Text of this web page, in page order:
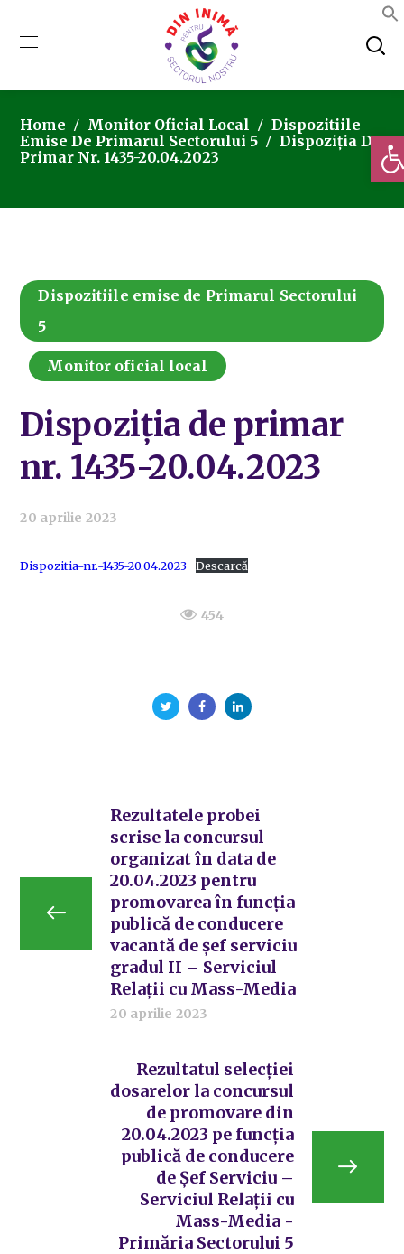
Home Monitor Oficial Local
Dispozitiile
Emise De Primarul Sectorului 5
Dispoziția De
Primar Nr. 1435-20.04.2023
Dispozitiile emise de Primarul Sectorului
5
Monitor oficial local
Dispoziția de primar
nr. 1435-20.04.2023
20 aprilie 2023
Dispozitia-nr.-1435-20.04.2023 Descarcă
454
Rezultatele probei
scrise la concursul
organizat în data de
20.04.2023 pentru
promovarea în funcția
publică de conducere
vacantă de șef serviciu
gradul II – Serviciul
Relații cu Mass-Media
20 aprilie 2023
Rezultatul selecției
dosarelor la concursul
de promovare din
20.04.2023 pe funcția
publică de conducere
de Șef Serviciu –
Serviciul Relații cu
Mass-Media -
Primăria Sectorului 5